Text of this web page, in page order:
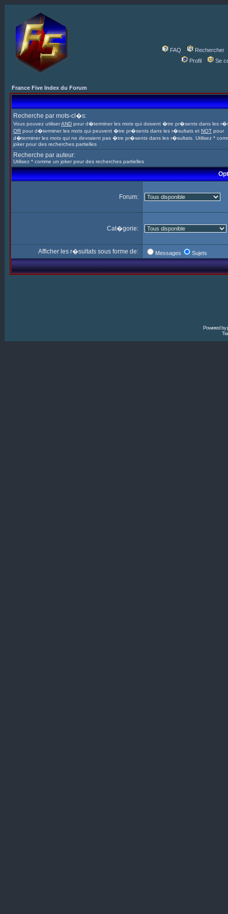
FAQ
Rechercher
Profil
Se
France Five Index du Forum
Recherche par mots-cl�s:
Vous pouvez utiliserAND pour d�terminer les mots qui doivent �tre pr�sents dans les
OR pour d�terminer les mots qui peuvent �tre pr�sents dans les r�sultats et NOT pour
d�terminer les mots qui ne devraient pas �tre pr�sents dans les r�sultats. Utilisez *
joker pour des recherches partielles
Recherche par auteur:
Utilisez * comme un joker pour des recherches partielles
Forum:
Cat�gorie:
Afficher les r�sultats sous forme de: Messages Sujets
Powered by